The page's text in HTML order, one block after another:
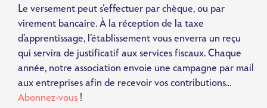
Le versement peut s’effectuer par chèque, ou par
virement bancaire. À la réception de la taxe
d’apprentissage, l’établissement vous enverra un reçu
qui servira de justificatif aux services fiscaux. Chaque
année, notre association envoie une campagne par mail
aux entreprises afin de recevoir vos contributions...
Abonnez-vous !